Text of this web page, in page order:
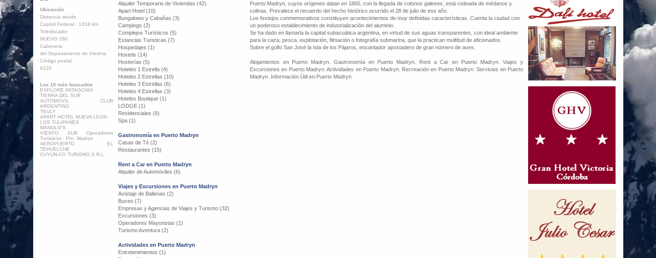
Ubicación
Distancia desde:
Capital Federal : 1334 km
Telediscado:
NUEVO 280
Cabecera:
del Departamento de Viedma
Código postal:
9120
Los 10 más buscados
EXPLORE PATAGONIA
TIERRA DEL SUR
AUTOMOVIL CLUB
ARGENTINO
TEULY
APART HOTEL NUEVA LEON
LOS TULIPANES
MANOLO'S
VIENTO SUR Operadores
Turísticos - Pto. Madryn
AEROPUERTO EL
TEHUELCHE
CUYUN-CO TURISMO S.R.L
Alquiler Temporario de Viviendas (42)
Apart Hotel (10)
Bungalows y Cabañas (3)
Campings (2)
Complejos Turísticos (5)
Estancias Turisticas (7)
Hospedajes (1)
Hostels (14)
Hosterías (5)
Hoteles 1 Estrella (4)
Hoteles 2 Estrellas (10)
Hoteles 3 Estrellas (6)
Hoteles 4 Estrellas (3)
Hoteles Boutique (1)
LODGE (1)
Residenciales (6)
Spa (1)
Gastronomía en Puerto Madryn
Casas de Té (2)
Restaurantes (15)
Rent a Car en Puerto Madryn
Alquiler de Automóviles (6)
Viajes y Excursiones en Puerto Madryn
Avistaje de Ballenas (2)
Buceo (7)
Empresas y Agencias de Viajes y Turismo (32)
Excursiones (3)
Operadores Mayoristas (1)
Turismo Aventura (2)
Actividades en Puerto Madryn
Entretenimientos (1)
Puerto Madryn, cuyos orígenes datan en 1865, con la llegada de colonos galeses, está rodeada de médanos y
colinas. Prevalece el recuerdo del hecho histórico ocurrido el 28 de julio de ese año.
Los festejos conmemorativos constituyen acontecimientos de muy definidas características. Cuenta la ciudad con
un poderoso establecimiento de industrialización del aluminio.
Se ha dado en llamarla la capital subacuática argentina, en virtud de sus aguas transparentes, con ideal ambiente
para la caza, pesca, explotación, filmación o fotografía submarina, que la practican multitud de aficionados.
Sobre el golfo San José la Isla de los Pájaros, encantador apostadero de gran número de aves.
Alojamientos en Puerto Madryn. Gastronomía en Puerto Madryn. Rent a Car en Puerto Madryn. Viajes y
Excursiones en Puerto Madryn. Actividades en Puerto Madryn. Recreación en Puerto Madryn. Servicios en Puerto
Madryn. Información Útil en Puerto Madryn.